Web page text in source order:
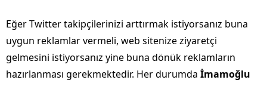
Eğer Twitter takipçilerinizi arttırmak istiyorsanız buna
uygun reklamlar vermeli, web sitenize ziyaretçi
gelmesini istiyorsanız yine buna dönük reklamların
hazırlanması gerekmektedir. Her durumda İmamoğlu